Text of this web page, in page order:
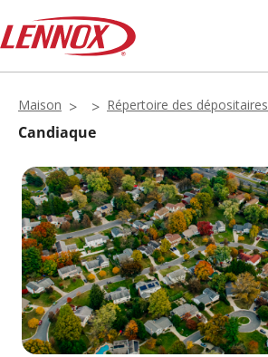
Maison Répertoire des dépositaires
Candiaque